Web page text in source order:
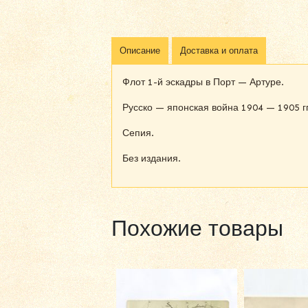
Описание Доставка и оплата
Флот 1-й эскадры в Порт — Артуре.
Русско — японская война 1904 — 1905
Сепия.
Без издания.
Похожие товары